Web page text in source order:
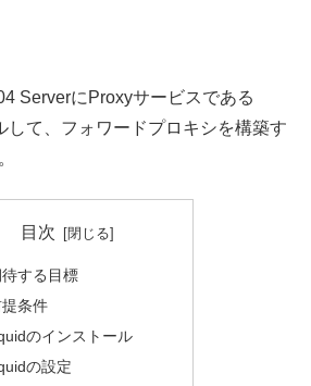
ServerにProxyサービスである
して、フォワードプロキシを構築す
目次
する目標
条件
のインストール
の設定